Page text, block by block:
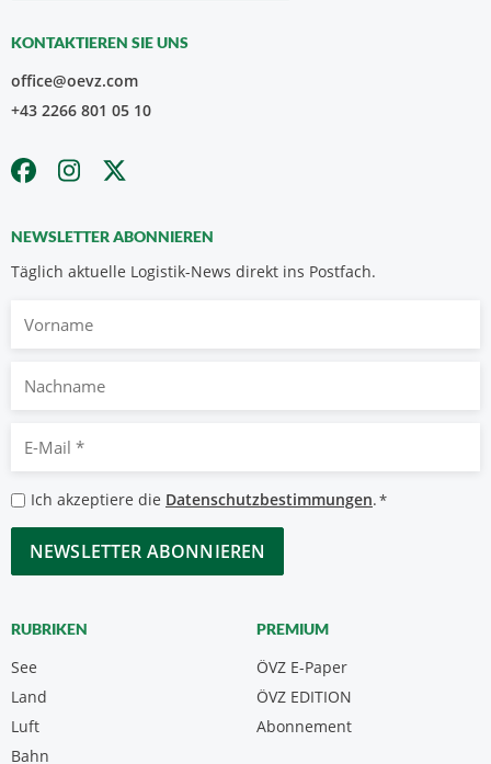
KONTAKTIEREN SIE UNS
office@oevz.com
+43 2266 801 05 10
NEWSLETTER ABONNIEREN
Täglich aktuelle Logistik-News direkt ins Postfach.
Nachname
Mail
*
Datenschutzbestimmungen
*
Ich akzeptiere die Datenschutzbestimmungen.*
CAPTCHA
RUBRIKEN
See
Land
Luft
Bahn
PREMIUM
ÖVZ E-Paper
Abonnement
ÖVZ EDITION